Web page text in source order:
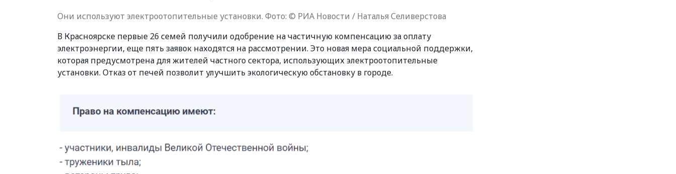
Они используют электроотопительные установки. Фото: © РИА Новости / Наталья Селиверстова
В Красноярске первые 26 семей получили одобрение на частичную компенсацию за оплату
электроэнергии, еще пять заявок находятся на рассмотрении. Это новая мера социальной поддержки,
которая предусмотрена для жителей частного сектора, использующих электроотопительные
установки. Отказ от печей позволит улучшить экологическую обстановку в городе.